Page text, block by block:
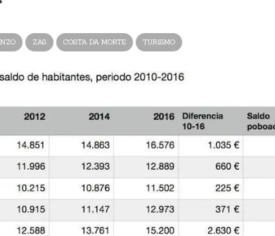
ZAS COSTA DA MORTE TURISMO